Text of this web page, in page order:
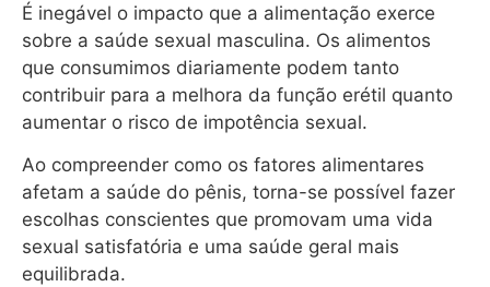
É inegável o impacto que a alimentação exerce
sobre a saúde sexual masculina. Os alimentos
que consumimos diariamente podem tanto
contribuir para a melhora da função erétil quanto
aumentar o risco de impotência sexual.
Ao compreender como os fatores alimentares
afetam a saúde do pênis, torna-se possível fazer
escolhas conscientes que promovam uma vida
sexual satisfatória e uma saúde geral mais
equilibrada.